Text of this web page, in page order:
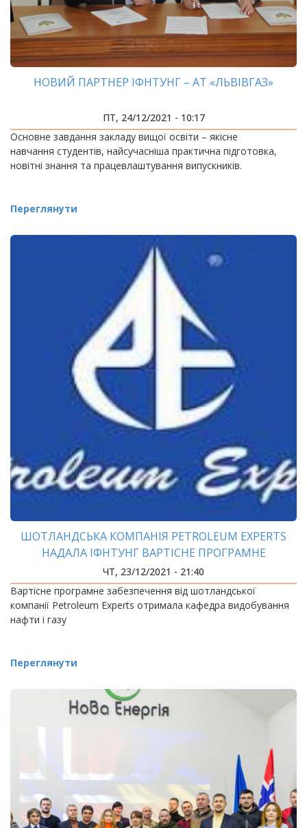
НОВИЙ ПАРТНЕР ІФНТУНГ – АТ «ЛЬВІВГАЗ»
ПТ, 24/12/2021 - 10:17
Основне завдання закладу вищої освіти – якісне
навчання студентів, найсучасніша практична підготовка,
новітні знання та працевлаштування випускників.
Переглянути
ШОТЛАНДСЬКА КОМПАНІЯ PETROLEUM EXPERTS
НАДАЛА ІФНТУНГ ВАРТІСНЕ ПРОГРАМНЕ
ЗАБЕЗПЕЧЕННЯ
ЧТ, 23/12/2021 - 21:40
Вартісне програмне забезпечення від шотландської
компанії Petroleum Experts отримала кафедра видобування
нафти і газу
Переглянути